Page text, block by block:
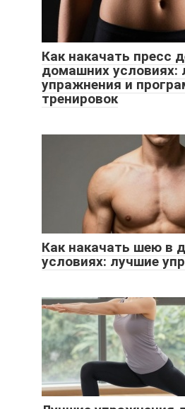
Как накачать пресс
домашних условиях:
упражнения и
тренировок
Как накачать шею в
условиях: лучшие